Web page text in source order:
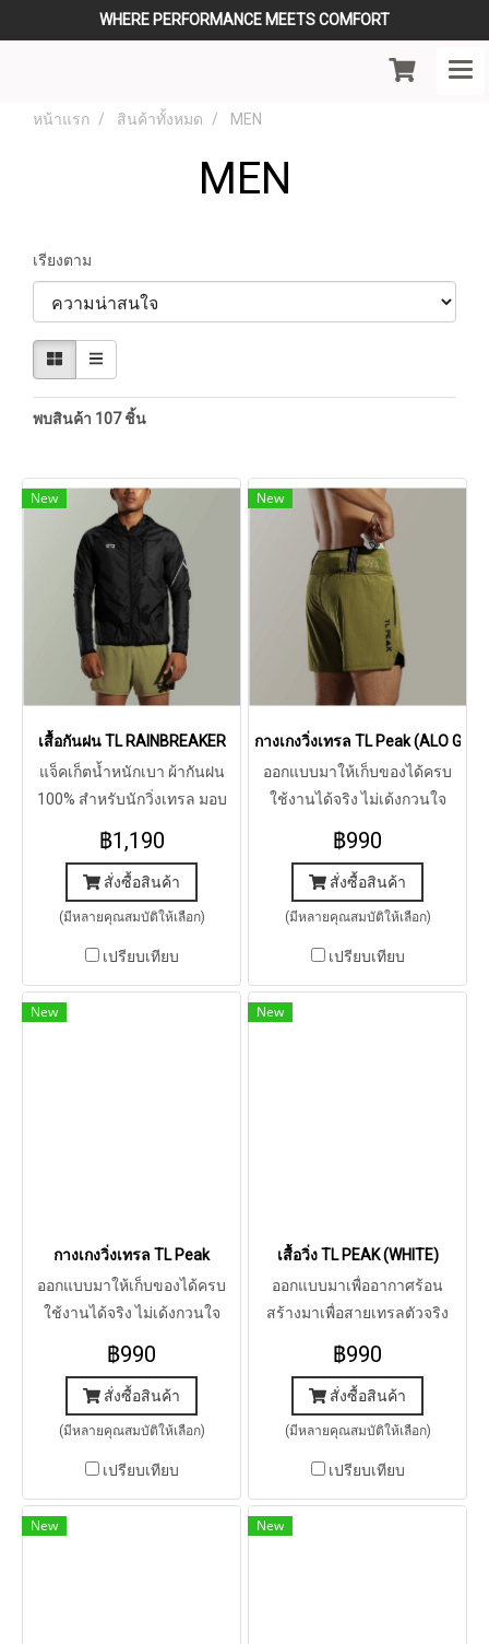
WHERE PERFORMANCE MEETS COMFORT
หน้าแรก สินค้าทั้งหมด MEN
MEN
เรียงตาม
พบสินค้า 107 ชิ้น
New
เสื้อกันฝน TL RAINBREAKER
แจ็คเก็ตน้ำหนักเบา ผ้ากันฝน
100% สำหรับนักวิ่งเทรล มอบ
โฉบเฉี่ยว พร้อมลุยทุกสนาม
แข่ง
฿1,190
สั่งซื้อสินค้า
(มีหลายคุณสมบัติให้เลือก)
เปรียบเทียบ
New
กางเกงวิ่งเทรล TL Peak (ALO
ออกแบบมาให้เก็บของได้ครบ
ใช้งานได้จริง ไม่เด้งกวนใจ
กล้ามเนื้อ สำหรับสายเทรลที่ไม่
ต้องการพกเป้หรือสายคาดเอว
฿990
สั่งซื้อสินค้า
(มีหลายคุณสมบัติให้เลือก)
เปรียบเทียบ
New
กางเกงวิ่งเทรล TL Peak
ออกแบบมาให้เก็บของได้ครบ
ใช้งานได้จริง ไม่เด้งกวนใจ
กล้ามเนื้อ สำหรับสายเทรลที่ไม่
ต้องการพกเป้หรือสายคาดเอว
฿990
สั่งซื้อสินค้า
(มีหลายคุณสมบัติให้เลือก)
เปรียบเทียบ
New
เสื้อวิ่ง TL PEAK (WHITE)
ออกแบบมาเพื่ออากาศร้อน
สร้างมาเพื่อสายเทรลตัวจริง
฿990
สั่งซื้อสินค้า
(มีหลายคุณสมบัติให้เลือก)
เปรียบเทียบ
New New